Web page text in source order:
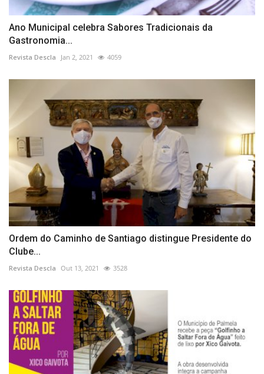
Ano Municipal celebra Sabores Tradicionais da
Gastronomia...
Revista Descla Jan 2, 2021 4059
Ordem do Caminho de Santiago distingue Presidente do
Clube...
Revista Descla Out 13, 2021 3528